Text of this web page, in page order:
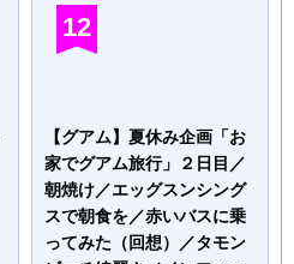
12
【グアム】夏休み企画「お
家でグアム旅行」２日目／
朝焼け／エッグスンシング
スで朝食を／赤いバスに乗
ってみた（回想）／タモン